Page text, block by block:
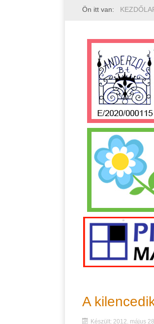
Ön itt van:
A
Készült: 2012. május 28.